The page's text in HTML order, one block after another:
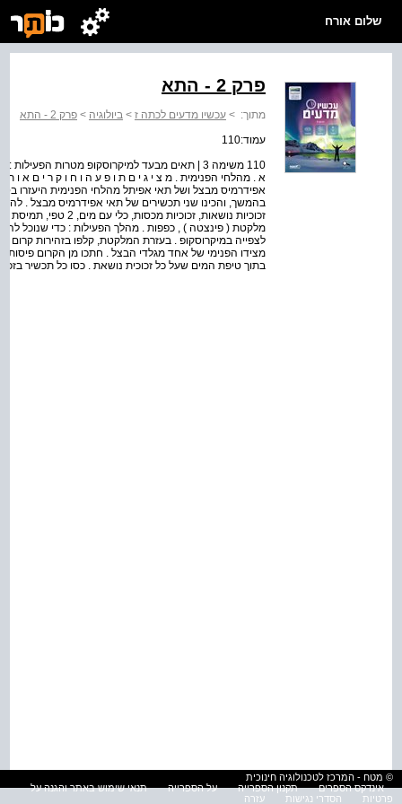
שלום אורח
פרק 2 - התא
מתוך: > עכשיו מדעים לכתה ז > ביולוגיה > פרק 2 - התא
עמוד:110
110 משימה 3 | תאים מבעד למיקרוסקופ מטרות
אפידרמיס מבצל ושל תאי אפיתל מהלחי הפנימית היעזרו
בהמשך, והכינו שני תכשירים של תאי אפידרמיס מבצל .
זכוכיות נושאות,
מלקטת ( פינצטה ) , כפפות . מהלך הפעילות : כדי שנוכל
בתוך טיפת המים שעל כל זכוכית נושאת . כסו כל תכשיר בזכוכית מכסה . 4 וספגו
© מטח - המרכז לטכנולוגיה חינוכית
אינדקס הספרים
תקנון הספרייה על הספרייה
תנאי שימוש באתר והגנה על
פרטיות
הסדרי נגישות עזרה